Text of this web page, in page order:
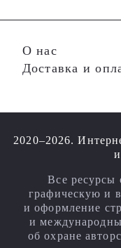
О нас
Доставка и
2020–2026.
Все ресурсы
графическую и
и оформление
и
об охране